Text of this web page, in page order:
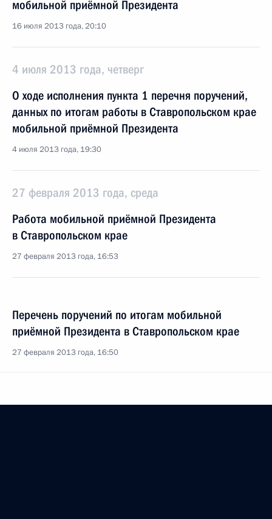
мобильной приёмной Президента
16 июля 2013 года, 20:10
4 июля 2013 года, четверг
О ходе исполнения пункта 1 перечня поручений,
данных по итогам работы в Ставропольском крае
мобильной приёмной Президента
4 июля 2013 года, 19:30
27 февраля 2013 года, среда
Работа мобильной приёмной Президента
в Ставропольском крае
27 февраля 2013 года, 16:53
Перечень поручений по итогам мобильной
приёмной Президента в Ставропольском крае
27 февраля 2013 года, 16:50